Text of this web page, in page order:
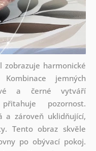
zobrazuje harmonické
jemných
a černé vytváří
pozornost.
a zároveň uklidňující,
Tento obraz skvěle
po obývací pokoj.